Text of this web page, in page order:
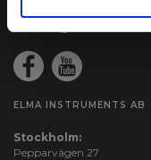
ELMA INSTRUMENTS AB
Stockholm:
Pepparvägen 27